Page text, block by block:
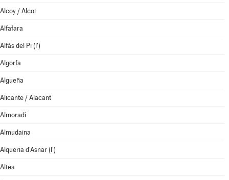
Alcoy / Alcoi
Alfafara
Alfàs del Pi (l')
Algorfa
Algueña
Alicante / Alacant
Almoradí
Almudaina
Alqueria d'Asnar (l')
Altea